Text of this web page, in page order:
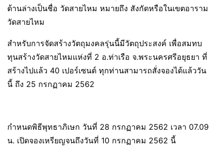
ด้านล่างเป็นชื่อ วัดสายไหม หมายถึง สังกัดหรือในเขตอาราม
วัดสายไหม
สำหรับการจัดสร้างวัตถุมงคลรุ่นนี้มีวัตถุประสงค์ เพื่อสมทบ
ทุนสร้างวัดสายไหมแห่งที่ 2 อ.ท่าเรือ จ.พระนครศรีอยุธยา ที่
สร้างไปแล้ว 40 เปอร์เซนต์ ทุกท่านสามารถสั่งจองได้แล้ววัน
นี้ ถึง 25 กรกฏาคม 2562
กำหนดพิธีพุทธาภิเษก วันที่ 28 กรกฏาคม 2562 เวลา 07.09
น. เปิดจองเหรียญจนถึงวันที่ 10 กรกฏาคม 2562 นี้